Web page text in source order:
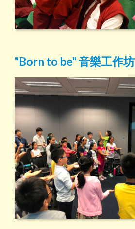
"Born to be" 音樂工作坊